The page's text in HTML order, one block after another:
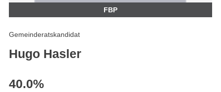
FBP
Gemeinderatskandidat
Hugo Hasler
40.0%